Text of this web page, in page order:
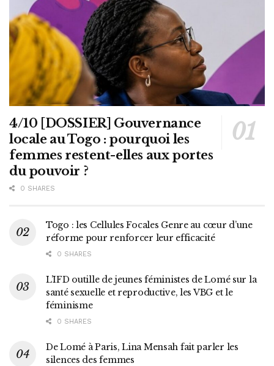
4/10 [DOSSIER] Gouvernance
locale au Togo : pourquoi les
femmes restent-elles aux portes
du pouvoir ?
0 SHARES
Togo : les Cellules Focales Genre au cœur d’une
réforme pour renforcer leur efficacité
0 SHARES
L’IFD outille de jeunes féministes de Lomé sur la
santé sexuelle et reproductive, les VBG et le
féminisme
0 SHARES
De Lomé à Paris, Lina Mensah fait parler les
silences des femmes